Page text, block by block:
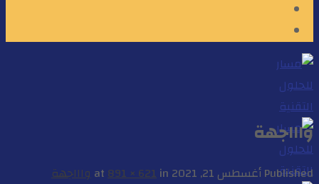
واااجهة
Publishedأغسطس 21, 2021 891 × 621in
واااجهة